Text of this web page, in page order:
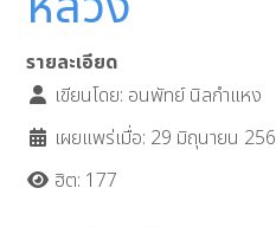
รายละเอียด
เขียนโดย: อนพัทย์ นิลกำแหง
เผยแพร่เมื่อ: 29 มิถุนายน
ฮิต: 177